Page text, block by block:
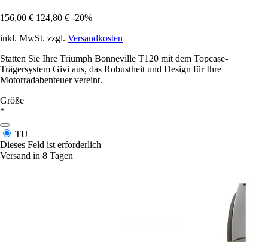
156,00 € 124,80 € -20%
inkl. MwSt. zzgl. Versandkosten
Statten Sie Ihre Triumph Bonneville T120 mit dem Topcase-
Trägersystem Givi aus, das Robustheit und Design für Ihre
Motorradabenteuer vereint.
Größe
*
TU
Dieses Feld ist erforderlich
Versand in 8 Tagen